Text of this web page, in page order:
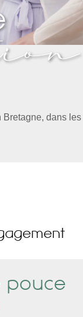
Bretagne, dans
pouce